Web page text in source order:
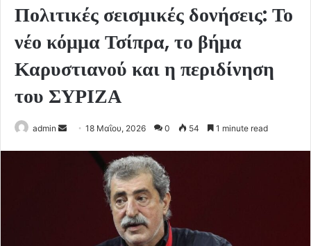
Πολιτικές σεισμικές δονήσεις: Το
νέο κόμμα Τσίπρα, το βήμα
Καρυστιανού και η περιδίνηση
του ΣΥΡΙΖΑ
admin
Send18 Μαΐου, 2026 0 54 1 minute read